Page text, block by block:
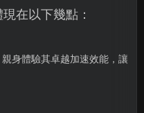
在以下幾點：
親身體驗其卓越加速效能，讓